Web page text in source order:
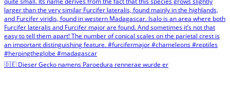
🇩🇪 Dieser Gecko namens Paroedura rennerae wurde er